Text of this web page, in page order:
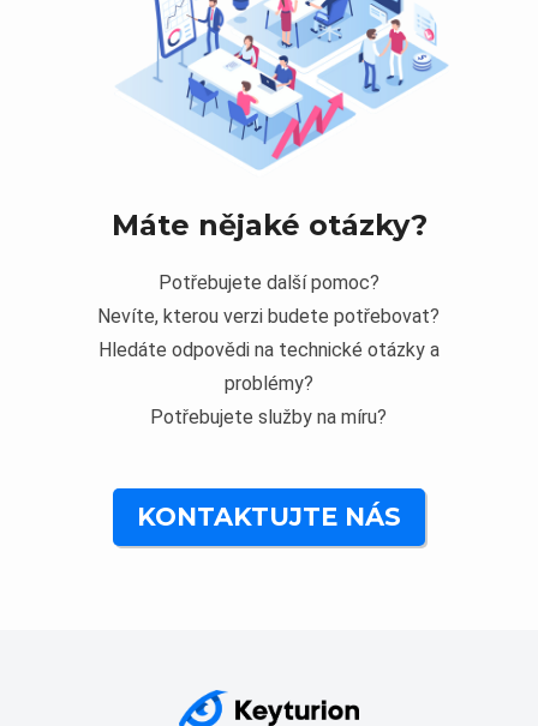
Máte nějaké otázky?
Potřebujete další pomoc?
Nevíte, kterou verzi budete potřebovat?
Hledáte odpovědi na technické otázky a
problémy?
Potřebujete služby na míru?
KONTAKTUJTE NÁS